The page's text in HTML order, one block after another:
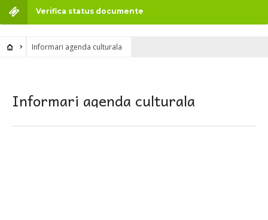
Verifica status documente
Informari agenda culturala
Informari agenda culturala